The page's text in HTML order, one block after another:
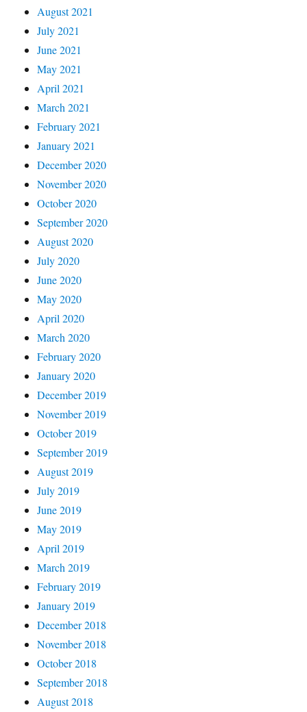
August 2021
July 2021
June 2021
May 2021
April 2021
March 2021
February 2021
January 2021
December 2020
November 2020
October 2020
September 2020
August 2020
July 2020
June 2020
May 2020
April 2020
March 2020
February 2020
January 2020
December 2019
November 2019
October 2019
September 2019
August 2019
July 2019
June 2019
May 2019
April 2019
March 2019
February 2019
January 2019
December 2018
November 2018
October 2018
September 2018
August 2018